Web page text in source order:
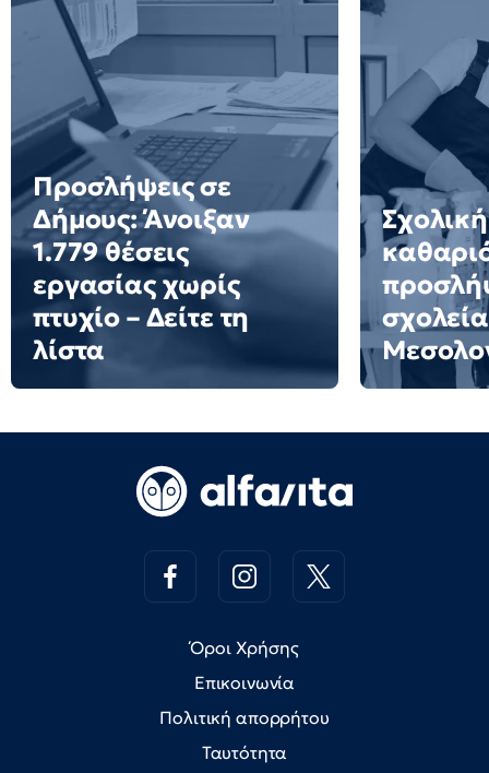
Προσλήψεις σε
Δήμους: Άνοιξαν
1.779 θέσεις
εργασίας χωρίς
πτυχίο – Δείτε τη
λίστα
Σχολική
Όροι Χρήσης
Επικοινωνία
Πολιτική απορρήτου
Ταυτότητα